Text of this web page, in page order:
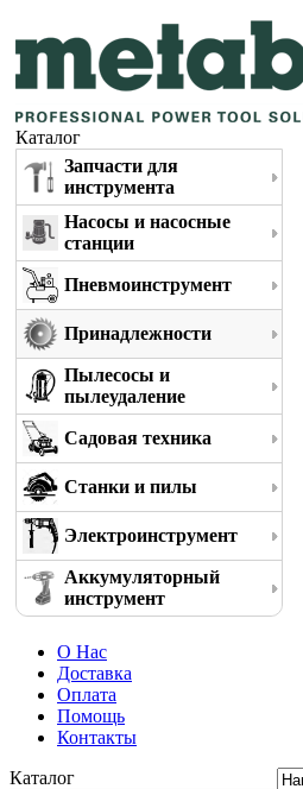
Каталог
Запчасти для
инструмента
Насосы и насосные
станции
Пневмоинструмент
Принадлежности
Пылесосы и
пылеудаление
Садовая техника
Станки и пилы
Электроинструмент
Аккумуляторный
инструмент
О Нас
Доставка
Оплата
Помощь
Контакты
Каталог